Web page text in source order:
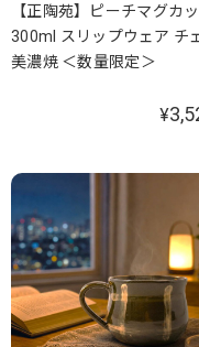
【正陶苑】ピーチマグカ
300ml スリップウェア チ
美濃焼 ＜数量限定＞
¥